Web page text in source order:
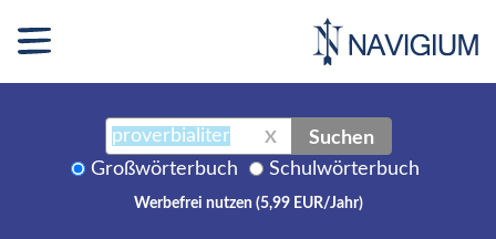
X Suchen
Großwörterbuch Schulwörterbuch
Werbefrei nutzen (5,99 EUR/Jahr)